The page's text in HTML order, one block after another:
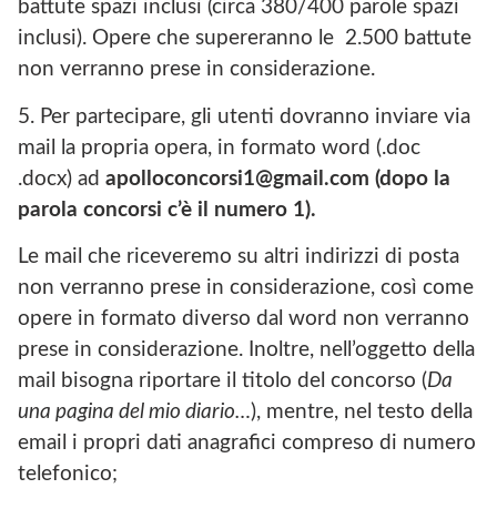
battute spazi inclusi (circa 380/400 parole spazi
inclusi). Opere che supereranno le 2.500 battute
non verranno prese in considerazione.
5. Per partecipare, gli utenti dovranno inviare via
mail la propria opera, in formato word (.doc
.docx) ad apolloconcorsi1@gmail.com (dopo la
parola concorsi c’è il numero 1).
Le mail che riceveremo su altri indirizzi di posta
non verranno prese in considerazione, così come
opere in formato diverso dal word non verranno
prese in considerazione. Inoltre, nell’oggetto della
mail bisogna riportare il titolo del concorso (Da
una pagina del mio diario…), mentre, nel testo della
email i propri dati anagrafici compreso di numero
telefonico;